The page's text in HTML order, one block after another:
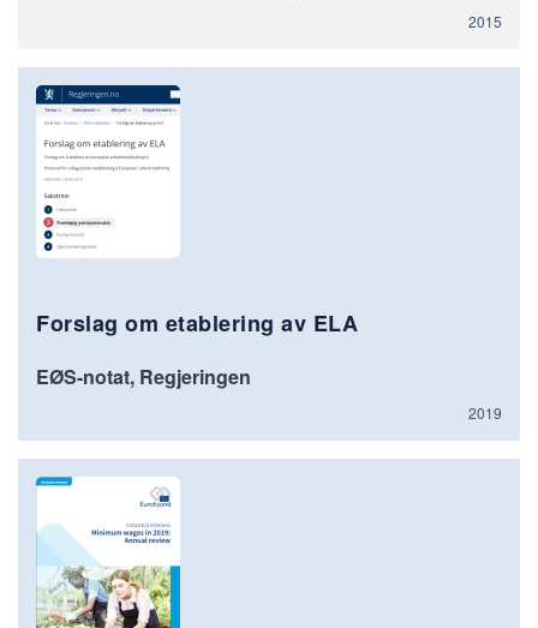
2015
Forslag om etablering av ELA
EØS-notat, Regjeringen
2019